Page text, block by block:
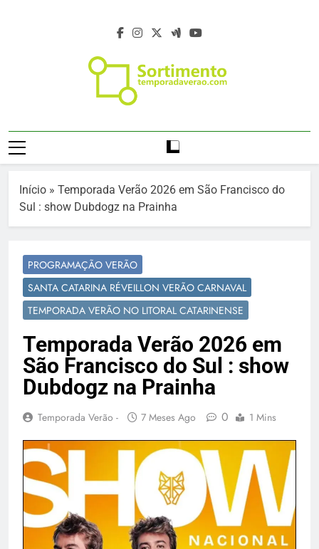
Temporada De
Verão 2027 –
Férias De Verão
2027 – Estação
Verão 2027
Verão 2027 –
Https://temporadaverao.com – Férias De
2027 – Turismo Verão 2027 – Sortimento
– Temporada De Verão – Férias De Verão
– Viagem E Turismo No Verão –
Programação De Verão – Viagem E
Destinos No Verão – Destinos Da
Início » Temporada Verão 2026 em São Francisco do
Sul : show Dubdogz na Prainha
PROGRAMAÇÃO VERÃO
SANTA CATARINA RÉVEILLON VERÃO CARNAVAL
TEMPORADA VERÃO NO LITORAL CATARINENSE
Temporada Verão 2026 em
São Francisco do Sul : show
Dubdogz na Prainha
Temporada Verão - 7 Meses Ago 0 1 Mins